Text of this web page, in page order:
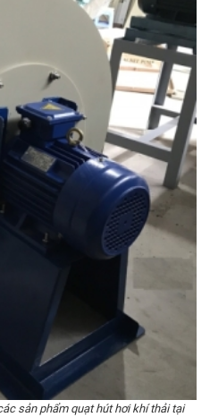
sản phẩm quạt hút hơi khí thải tại